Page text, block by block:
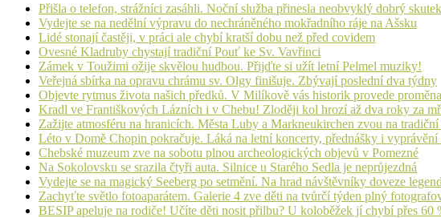
Přišla o telefon, strážníci zasáhli. Noční služba přinesla neobvyklý dobrý skutek
Vydejte se na nedělní výpravu do nechráněného mokřadního ráje na Ašsku
Lidé stonají častěji, v práci ale chybí kratší dobu než před covidem
Ovesné Kladruby chystají tradiční Pouť ke Sv. Vavřinci
Zámek v Toužimi ožije skvělou hudbou. Přijďte si užít letní Pelmel muziky!
Veřejná sbírka na opravu chrámu sv. Olgy finišuje. Zbývají poslední dva týdny
Objevte rytmus života našich předků. V Milíkově vás historik provede
Kradl ve Františkových Lázních i v Chebu! Zloději kol hrozí až dva roky za
Zažijte atmosféru na hranicích. Města Luby a Markneukirchen zvou na tradiční
Léto v Domě Chopin pokračuje. Láká na letní koncerty, přednášky i vyprávění
Chebské muzeum zve na sobotu plnou archeologických objevů v Pomezné
Na Sokolovsku se srazila čtyři auta. Silnice u Starého Sedla je neprůjezdná
Vydejte se na magický Seeberg po setmění. Na hrad návštěvníky doveze
Zachyťte světlo fotoaparátem. Galerie 4 zve děti na tvůrčí týden plný
BESIP apeluje na rodiče! Učíte děti nosit přilbu? U koloběžek jí chybí přes 60